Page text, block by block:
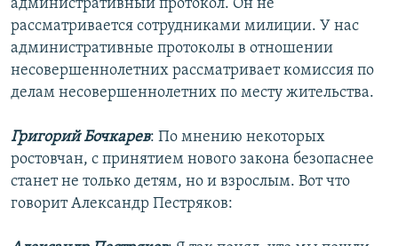
административный протокол. Он не
рассматривается сотрудниками милиции. У нас
административные протоколы в отношении
несовершеннолетних рассматривает комиссия по
делам несовершеннолетних по месту жительства.
Григорий Бочкарев: По мнению некоторых
ростовчан, с принятием нового закона безопаснее
станет не только детям, но и взрослым. Вот что
говорит Александр Пестряков: